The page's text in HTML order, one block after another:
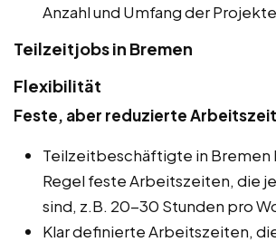
Anzahl und Umfang der
Teilzeitjobs in Bremen
Flexibilität
Feste, aber reduzierte
Teilzeitbeschäftigte in Bremen
Regel feste Arbeitszeiten, die
sind, z.B. 20-30 Stunden pro
Klar definierte Arbeitszeiten,